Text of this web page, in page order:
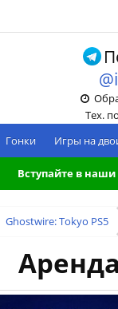
Тех.
Гонки Игры на
Вступайте в наши
Ghostwire: Tokyo PS5